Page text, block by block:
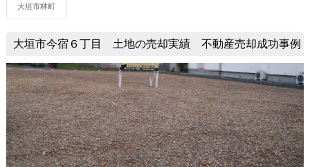
大垣市林町
大垣市今宿６丁目 土地の売却実績 不動産売却成功事例